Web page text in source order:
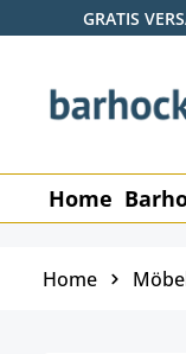
Hauptinhalt springen
Zur Suche springen
Zur GRATIS
Home
Home